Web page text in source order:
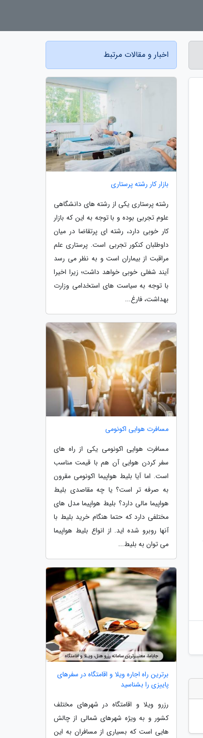
اخبار و مقالات مرتبط
بازار کار رشته پرستاری
رشته پرستاری یکی از رشته های دانشگاهی
علوم تجربی بوده و با توجه به این که بازار
کار خوبی دارد، رشته ای پرتقاضا در میان
داوطلبان کنکور تجربی است. پرستاری علم
مراقبت از بیماران است و به نظر می رسد
آیند شغلی خوبی خواهد داشت؛ زیرا اخیرا
با توجه به سیاست های استخدامی وزارت
بهداشت، فارغ...
مسافرت هوایی اکونومی
مسافرت هوایی اکونومی یکی از راه های
سفر کردن هوایی آن هم با قیمت مناسب
است. اما آیا بلیط هواپیما اکونومی مقرون
به صرفه تر است؟ یا چه مقاصدی بلیط
هواپیما مالی دارد؟ بلیط هواپیما مدل های
مختلفی دارد که حتما هنگام خرید بلیط با
آنها روبرو شده اید. از انواع بلیط هواپیما
می توان به بلیط...
برترین راه اجاره ویلا و اقامتگاه در سفرهای
پاییزی را بشناسید
رزرو ویلا و اقامتگاه در شهرهای مختلف
کشور و به ویژه شهرهای شمالی از چالش
هایی است که بسیاری از مسافران به این